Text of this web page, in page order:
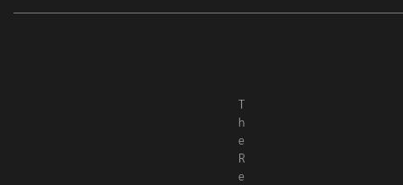
T
h
e
R
e